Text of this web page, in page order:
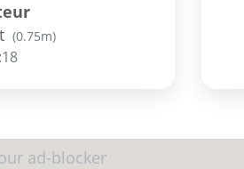
(0.75m)